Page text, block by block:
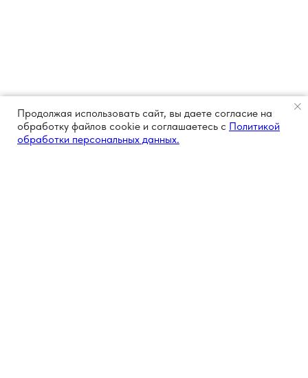
Продолжая использовать сайт, вы даете согласие на
обработку файлов cookie и соглашаетесь с Политикой
обработки персональных данных.